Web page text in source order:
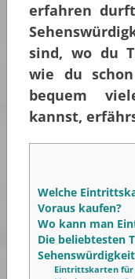
erfahren
sind, wo du
wie du
bequem
kannst,
Welche
Voraus kaufen?
Wo kann man
Die beliebtesten
Eintrittskarten für